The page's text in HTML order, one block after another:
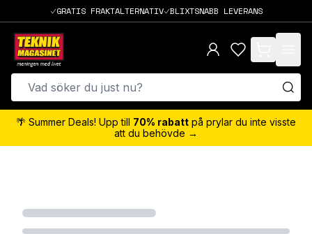
GRATIS FRAKTALTERNATIV BLIXTSNABB LEVERANS
items in cart,
🌴 Summer Deals! Upp till 70% rabatt på prylar du inte visste
att du behövde →